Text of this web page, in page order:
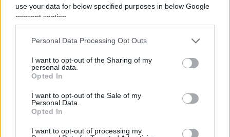
use your data for below specified purposes in below Google
consent section.
Personal Data Processing Opt Outs
I want to opt-out of the Sharing of my
personal data.
Opted In
I want to opt-out of the Sale of my
Personal Data.
Opted In
I want to opt-out of processing my
Secondo ACI World le previsioni potrebbero
termine come le tensioni geopolitiche, l’instabilità
economica, i cambiamenti commerciali come la
reintroduzione dei dazi e le strozzature della
rallentare la ripresa in alcune regioni.